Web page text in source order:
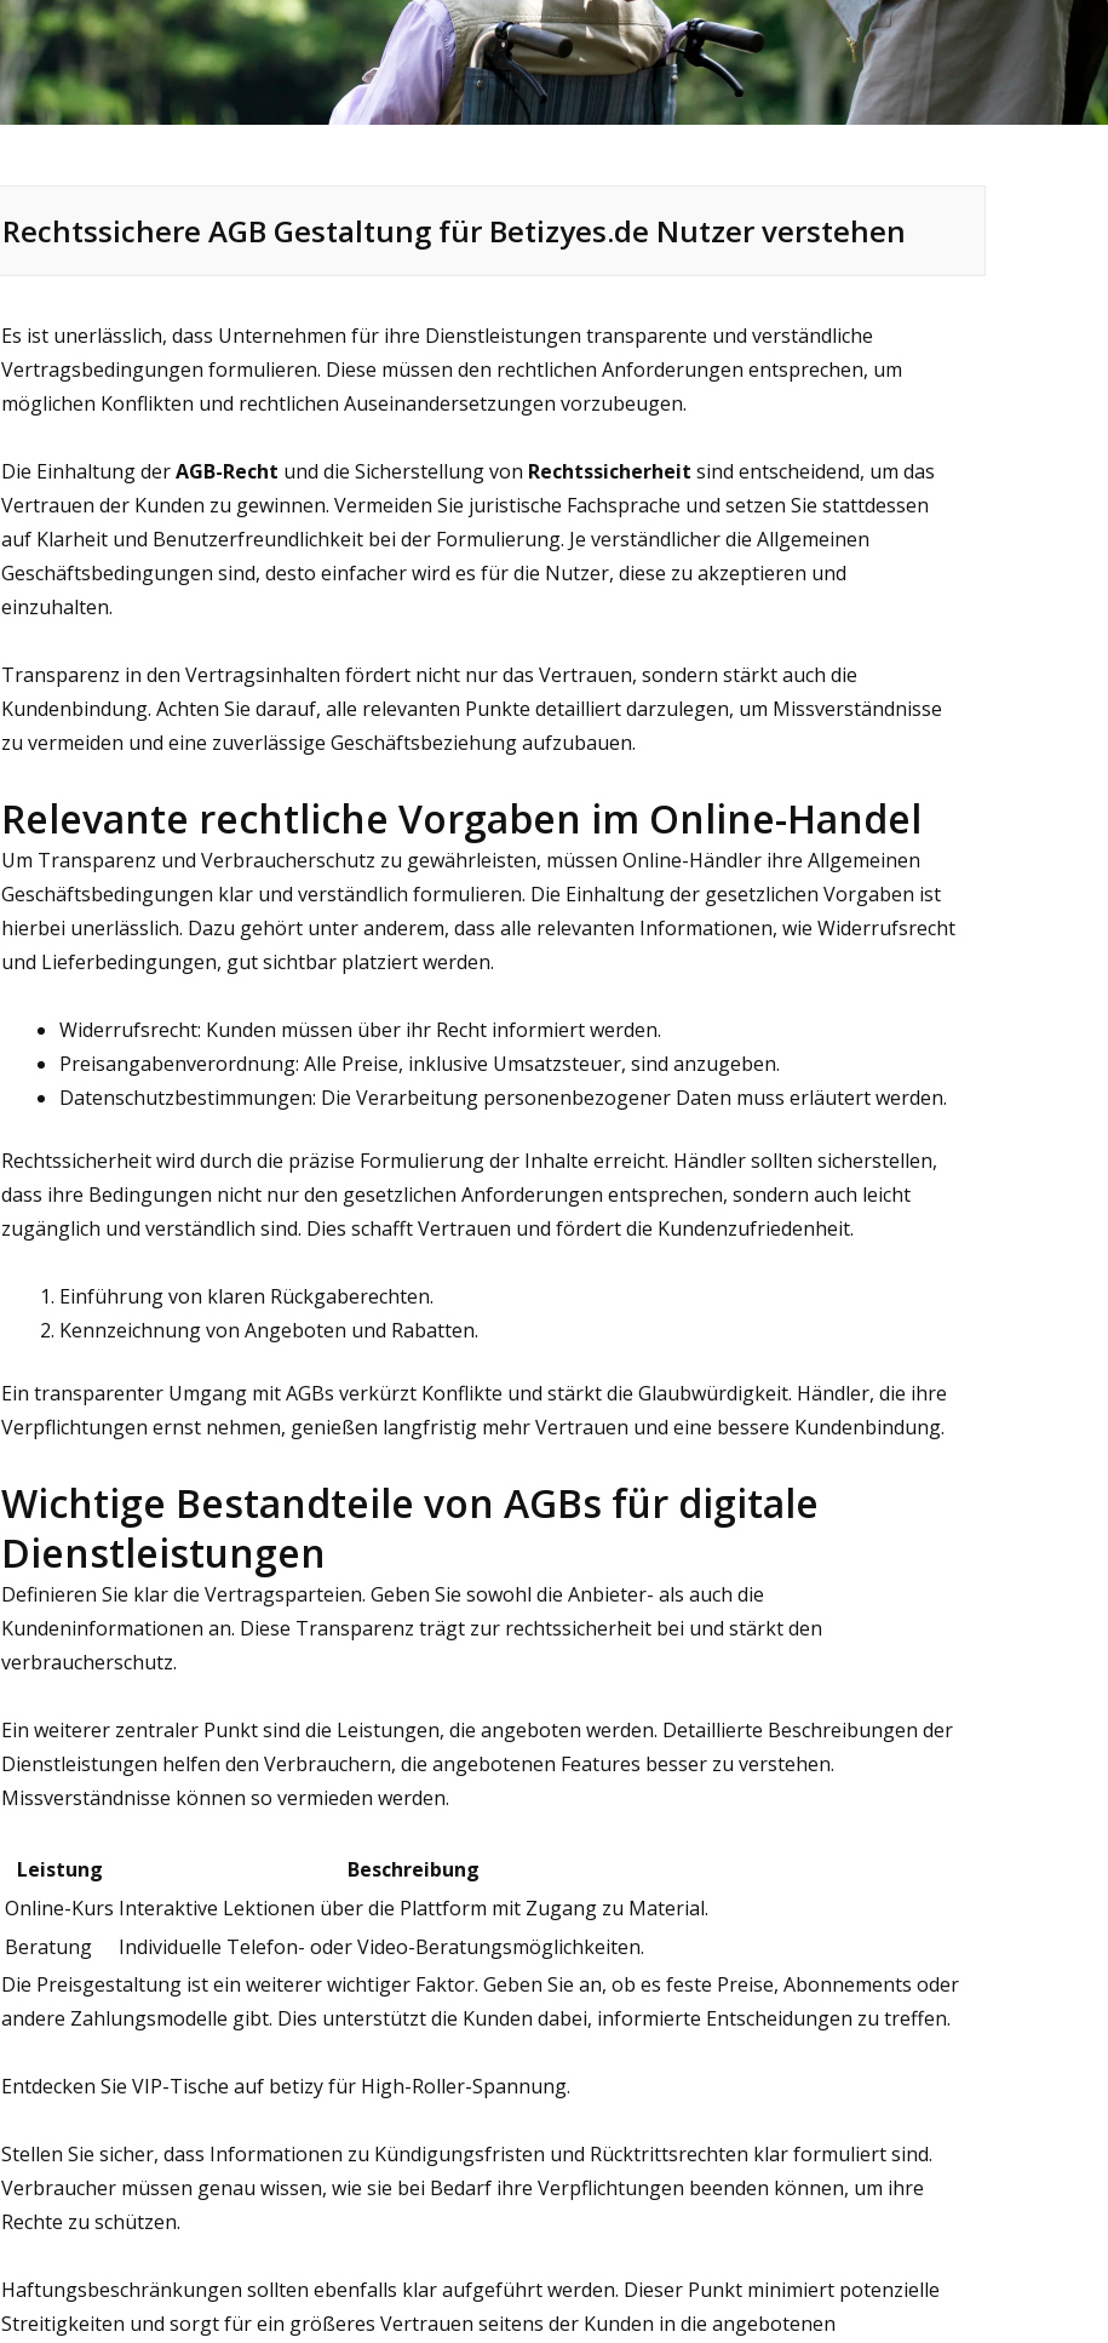
Rechtssichere AGB Gestaltung für Betizyes.de Nutzer verstehen
Es ist unerlässlich, dass Unternehmen für ihre Dienstleistungen transparente und verständliche
Vertragsbedingungen formulieren. Diese müssen den rechtlichen Anforderungen entsprechen, um
möglichen Konflikten und rechtlichen Auseinandersetzungen vorzubeugen.
Die Einhaltung derAGB-Recht und die Sicherstellung von Rechtssicherheit sind entscheidend, um das
Vertrauen der Kunden zu gewinnen. Vermeiden Sie juristische Fachsprache und setzen Sie stattdessen
auf Klarheit und Benutzerfreundlichkeit bei der Formulierung. Je verständlicher die Allgemeinen
Geschäftsbedingungen sind, desto einfacher wird es für die Nutzer, diese zu akzeptieren und
einzuhalten.
Transparenz in den Vertragsinhalten fördert nicht nur das Vertrauen, sondern stärkt auch die
Kundenbindung. Achten Sie darauf, alle relevanten Punkte detailliert darzulegen, um Missverständnisse
zu vermeiden und eine zuverlässige Geschäftsbeziehung aufzubauen.
Relevante rechtliche Vorgaben im Online-Handel
Um Transparenz und Verbraucherschutz zu gewährleisten, müssen Online-Händler ihre Allgemeinen
Geschäftsbedingungen klar und verständlich formulieren. Die Einhaltung der gesetzlichen Vorgaben ist
hierbei unerlässlich. Dazu gehört unter anderem, dass alle relevanten Informationen, wie Widerrufsrecht
und Lieferbedingungen, gut sichtbar platziert werden.
Widerrufsrecht: Kunden müssen über ihr Recht informiert werden.
Preisangabenverordnung: Alle Preise, inklusive Umsatzsteuer, sind anzugeben.
Datenschutzbestimmungen: Die Verarbeitung personenbezogener Daten muss erläutert werden.
Rechtssicherheit wird durch die präzise Formulierung der Inhalte erreicht. Händler sollten sicherstellen,
dass ihre Bedingungen nicht nur den gesetzlichen Anforderungen entsprechen, sondern auch leicht
zugänglich und verständlich sind. Dies schafft Vertrauen und fördert die Kundenzufriedenheit.
Einführung von klaren Rückgaberechten.
Kennzeichnung von Angeboten und Rabatten.
Ein transparenter Umgang mit AGBs verkürzt Konflikte und stärkt die Glaubwürdigkeit. Händler, die ihre
Verpflichtungen ernst nehmen, genießen langfristig mehr Vertrauen und eine bessere Kundenbindung.
Wichtige Bestandteile von AGBs für digitale
Dienstleistungen
Definieren Sie klar die Vertragsparteien. Geben Sie sowohl die Anbieter- als auch die
Kundeninformationen an. Diese Transparenz trägt zur rechtssicherheit bei und stärkt den
verbraucherschutz.
Ein weiterer zentraler Punkt sind die Leistungen, die angeboten werden. Detaillierte Beschreibungen der
Dienstleistungen helfen den Verbrauchern, die angebotenen Features besser zu verstehen.
Missverständnisse können so vermieden werden.
Leistung
Beschreibung
Online-Kurs Interaktive Lektionen über die Plattform mit Zugang zu Material.
Beratung
Individuelle Telefon- oder Video-Beratungsmöglichkeiten.
Die Preisgestaltung ist ein weiterer wichtiger Faktor. Geben Sie an, ob es feste Preise, Abonnements oder
andere Zahlungsmodelle gibt. Dies unterstützt die Kunden dabei, informierte Entscheidungen zu treffen.
Entdecken Sie VIP-Tische auf betizyfür High-Roller-Spannung.
Stellen Sie sicher, dass Informationen zu Kündigungsfristen und Rücktrittsrechten klar formuliert sind.
Verbraucher müssen genau wissen, wie sie bei Bedarf ihre Verpflichtungen beenden können, um ihre
Rechte zu schützen.
Haftungsbeschränkungen sollten ebenfalls klar aufgeführt werden. Dieser Punkt minimiert potenzielle
Streitigkeiten und sorgt für ein größeres Vertrauen seitens der Kunden in die angebotenen